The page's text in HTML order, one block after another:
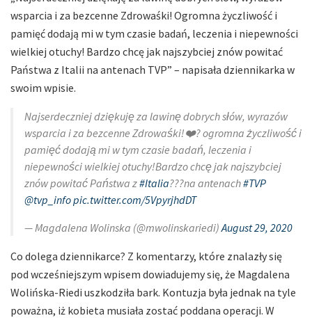
wsparcia i za bezcenne Zdrowaśki! Ogromna życzliwość i
pamięć dodają mi w tym czasie badań, leczenia i niepewności
wielkiej otuchy! Bardzo chcę jak najszybciej znów powitać
Państwa z Italii na antenach TVP” – napisała dziennikarka w
swoim wpisie.
Najserdeczniej dziękuję za lawinę dobrych słów, wyrazów
wsparcia i za bezcenne Zdrowaśki!❤️? ogromna życzliwość i
pamięć dodają mi w tym czasie badań, leczenia i
niepewności wielkiej otuchy!Bardzo chcę jak najszybciej
znów powitać Państwa z#Italia???na antenach#TVP
@tvp_infopic.twitter.com/5VpyrjhdDT
— Magdalena Wolinska (@mwolinskariedi)August 29, 2020
Co dolega dziennikarce? Z komentarzy, które znalazły się
pod wcześniejszym wpisem dowiadujemy się, że Magdalena
Wolińska-Riedi uszkodziła bark. Kontuzja była jednak na tyle
poważna, iż kobieta musiała zostać poddana operacji. W